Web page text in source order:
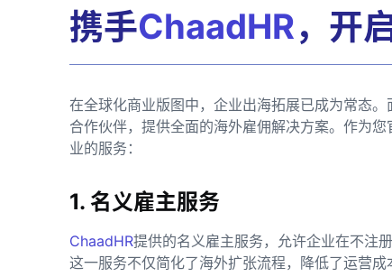
携手ChaadHR，开
在全球化商业版图中，企业出海拓展已成为常态
合作伙伴，提供全面的海外雇佣解决方案。作为您
业的服务：
1. 名义雇主服务
ChaadHR提供的名义雇主服务，允许企业在不注
这一服务不仅简化了海外扩张流程，降低了运营成